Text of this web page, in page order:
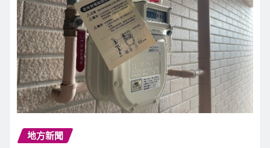
地方新聞